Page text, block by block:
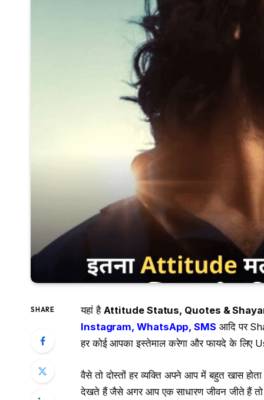
SHARE यहां है Attitude Status, Quotes &
Instagram, WhatsApp, SMS आदि पर
हर कोई आपका इस्तेमाल करेगा और फायदे के लिए
वैसे तो दोस्तों हर व्यक्ति अपने आप में बहुत खास
देखते हैं जैसे अगर आप एक साधारण जीवन जीते हैं तो